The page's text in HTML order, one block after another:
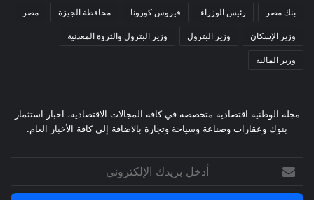
بنك مصر رئيس الوزراء فيروس كورونا محافظة الجيزة مصر
وزير الإسكان وزير البترول وزير البترول والثروة المعدنية
وزير المالية
مجلة الوطنية اقتصادية متخصصة في كافة المجالات الاقتصادية، اخبار استثمار
بنوك وعقارات وصناعة وسياحة وتجارة بالاضافة إلى كافة الأخبار العام.
بريدك
الإلكتروني